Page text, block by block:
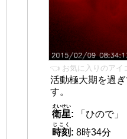
👈 お気に入りのアイ
活動極大期を過
す。
衛星
えいせい
:
「ひので」
時刻
じこく
: 8時34分